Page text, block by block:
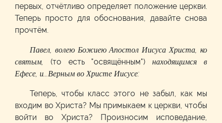
первых, отчётливо определяет положение церкви.
Теперь просто для обоснования, давайте снова
прочтём.
Павел, волею Божиею Апостол Иисуса Христа, ко
святым, (то есть "освящённым") находящимся в
Ефесе, и...Верным во Христе Иисусе:
Теперь, чтобы класс этого не забыл, как мы
входим во Христа? Мы примыкаем к церкви, чтобы
войти во Христа? Произносим исповедание,